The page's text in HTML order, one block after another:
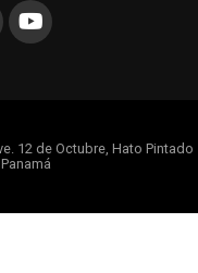
12 de Octubre, Hato Pintado